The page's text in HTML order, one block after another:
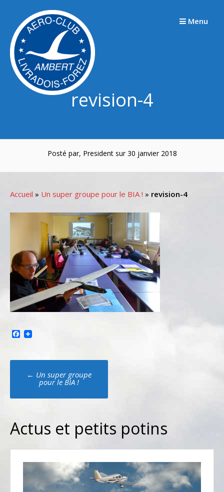
contenu
Menu
revision-4
Posté par, President sur 30 janvier 2018
Accueil » Un super groupe pour le BIA ! » revision-4
Facebook
Poste
navigation
← Un super groupe
pour le BIA !
Actus et petits potins